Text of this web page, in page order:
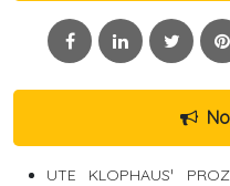
UTE KLOPHAUSˈ